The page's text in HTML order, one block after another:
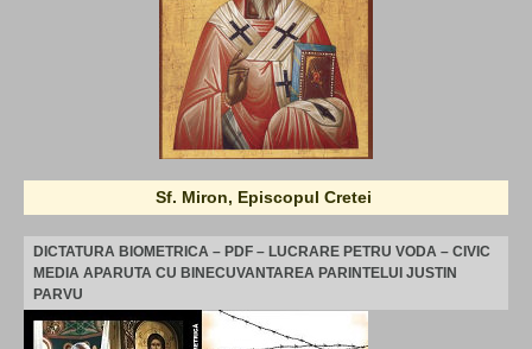
Sf. Miron, Episcopul Cretei
DICTATURA BIOMETRICA – PDF – LUCRARE PETRU VODA – CIVIC
MEDIA APARUTA CU BINECUVANTAREA PARINTELUI JUSTIN
PARVU